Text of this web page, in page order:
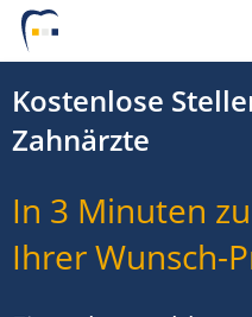
Kostenlose
Zahnärzte
In 3 Minuten
Ihrer Wunsch-